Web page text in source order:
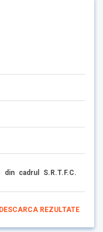
cadrul S.R.T.F.C.
DESCARCA REZULTATE